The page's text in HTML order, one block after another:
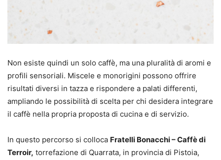
Non esiste quindi un solo caffè, ma una pluralità di aromi e
profili sensoriali. Miscele e monorigini possono offrire
risultati diversi in tazza e rispondere a palati differenti,
ampliando le possibilità di scelta per chi desidera integrare
il caffè nella propria proposta di cucina e di servizio.
In questo percorso si colloca Fratelli Bonacchi – Caffè di
Terroir, torrefazione di Quarrata, in provincia di Pistoia,